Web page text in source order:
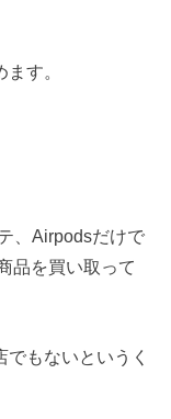
す。
、Airpodsだけで
品を買い取って
もないというく